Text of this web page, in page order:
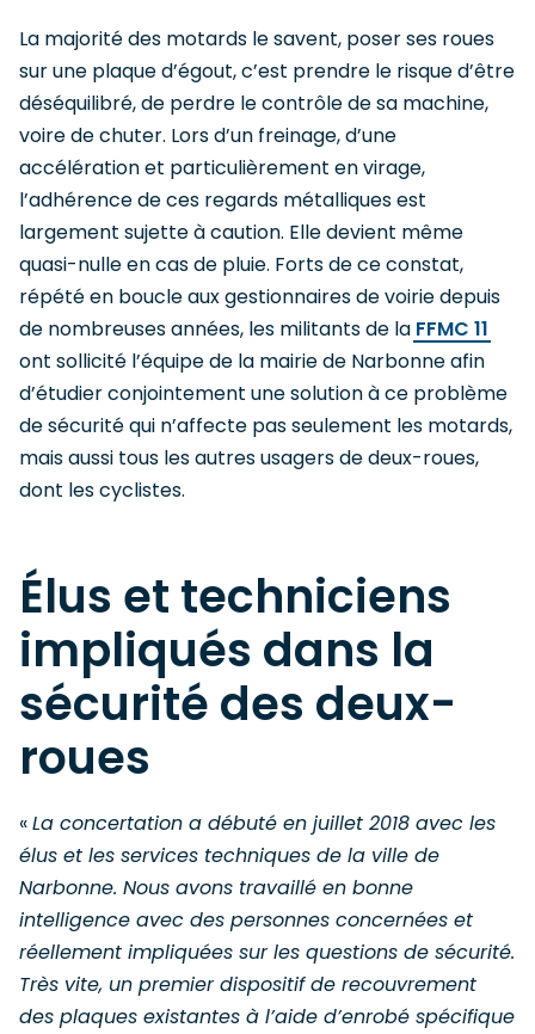
La majorité des motards le savent, poser ses roues
sur une plaque d’égout, c’est prendre le risque d’être
déséquilibré, de perdre le contrôle de sa machine,
voire de chuter. Lors d’un freinage, d’une
accélération et particulièrement en virage,
l’adhérence de ces regards métalliques est
largement sujette à caution. Elle devient même
quasi-nulle en cas de pluie. Forts de ce constat,
répété en boucle aux gestionnaires de voirie depuis
de nombreuses années, les militants de la FFMC 11
ont sollicité l’équipe de la mairie de Narbonne afin
d’étudier conjointement une solution à ce problème
de sécurité qui n’affecte pas seulement les motards,
mais aussi tous les autres usagers de deux-roues,
dont les cyclistes.
Élus et techniciens
impliqués dans la
sécurité des deux-
roues
«La concertation a débuté en juillet 2018 avec les
élus et les services techniques de la ville de
Narbonne. Nous avons travaillé en bonne
intelligence avec des personnes concernées et
réellement impliquées sur les questions de sécurité.
Très vite, un premier dispositif de recouvrement
des plaques existantes à l’aide d’enrobé spécifique